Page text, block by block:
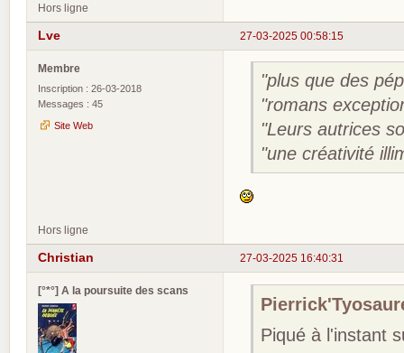
Hors ligne
27-03-2025 00:58:15
Lve
Membre
Inscription : 26-03-2018
Messages : 45
Site Web
"plus que des
"romans
"Leurs autrices
"une créativité
Hors ligne
27-03-2025 16:40:31
Christian
[°*°] A la poursuite des scans
Piqué à l'instant